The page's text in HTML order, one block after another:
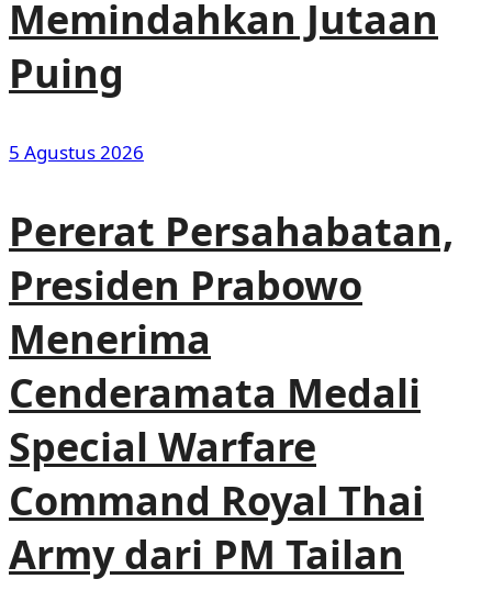
Memindahkan Jutaan
Puing
5 Agustus 2026
Pererat Persahabatan,
Presiden Prabowo
Menerima
Cenderamata Medali
Special Warfare
Command Royal Thai
Army dari PM Tailan